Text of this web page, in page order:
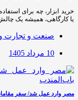
خرید ابزار، چه برای
یا کارگاهی، همیشه یک
صنعت و تجارت
10 مرداد 1405
مصر وارد عمل شد/ سفر